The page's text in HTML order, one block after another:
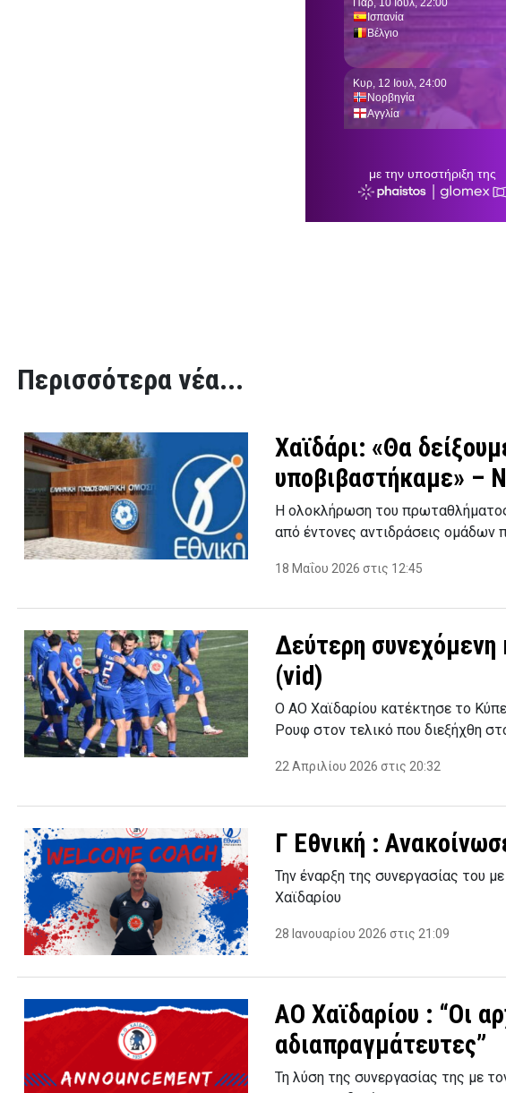
Περισσότερα νέα...
Χαϊδάρι: «Θα
υποβιβαστήκαμε» –
Η ολοκλήρωση του πρωταθλήματος
από έντονες αντιδράσεις ομάδων
18 Μαΐου 2026 στις 12:45
Δεύτερη συνεχόμενη
(vid)
Ο ΑΟ Χαϊδαρίου κατέκτησε το
Ρουφ στον τελικό που διεξήχθη
22 Απριλίου 2026 στις 20:32
Γ Εθνική :
Την έναρξη της συνεργασίας του
Χαϊδαρίου
28 Ιανουαρίου 2026 στις 21:09
ΑΟ Χαϊδαρίου : “Οι
αδιαπραγμάτευτες”
Τη λύση της συνεργασίας της με